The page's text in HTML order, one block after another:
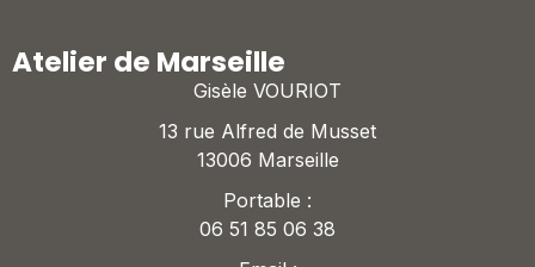
Atelier de Marseille
Gisèle VOURIOT
13 rue Alfred de Musset
13006 Marseille
Portable :
06 51 85 06 38